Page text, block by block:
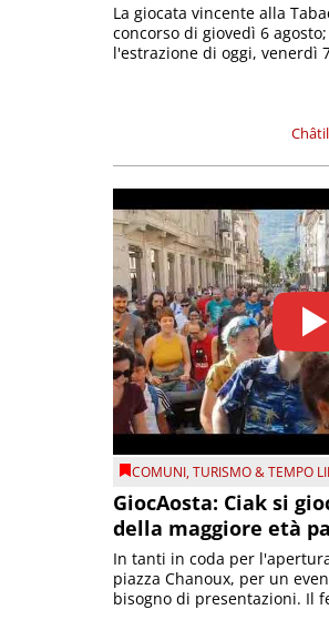
La giocata vincente alla
concorso di giovedì 6
l'estrazione di oggi, venerdì
COMUNI,TURISMO & TEMPO
GiocAosta: Ciak si
della maggiore età
In tanti in coda per
piazza Chanoux, per un
bisogno di presentazioni. Il